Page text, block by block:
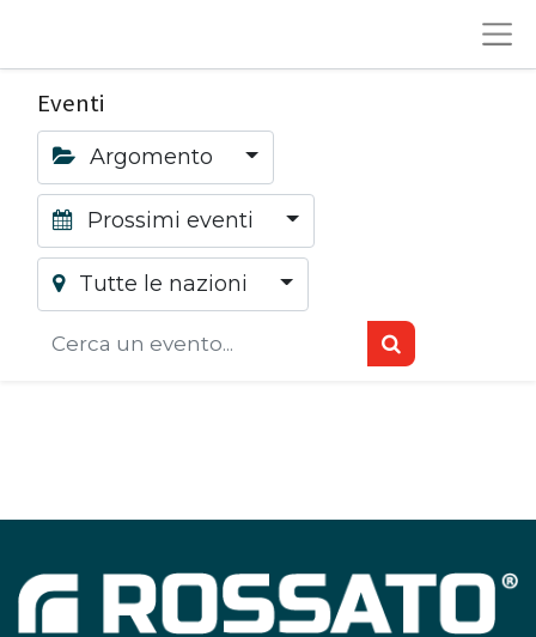
Eventi
Argomento
Prossimi eventi
Tutte le nazioni